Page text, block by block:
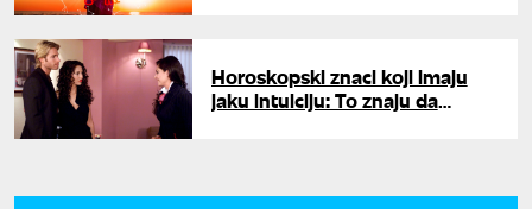
Horoskopski znaci koji imaju
jaku intuiciju: To znaju da